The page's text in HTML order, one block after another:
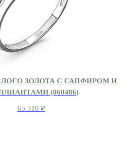
ЗОЛОТА С САПФИРОМ И
(060486)
65 310 ₽